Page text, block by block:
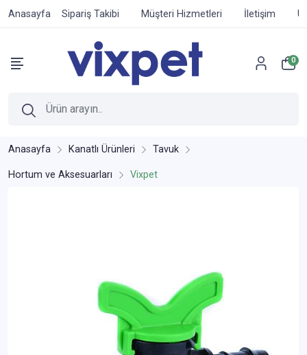
Anasayfa Sipariş Takibi Müşteri Hizmetleri İletişim
0
Anasayfa Kanatlı Ürünleri Tavuk
Hortum ve Aksesuarları Vixpet